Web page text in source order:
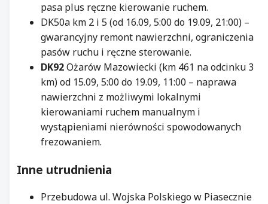
pasa plus ręczne kierowanie ruchem.
DK50a km 2 i 5 (od 16.09, 5:00 do 19.09, 21:00) –
gwarancyjny remont nawierzchni, ograniczenia
pasów ruchu i ręczne sterowanie.
DK92Ożarów Mazowiecki (km 461 na odcinku 3
km) od 15.09, 5:00 do 19.09, 11:00 – naprawa
nawierzchni z możliwymi lokalnymi
kierowaniami ruchem manualnym i
wystąpieniami nierówności spowodowanych
frezowaniem.
Inne utrudnienia
Przebudowa ul. Wojska Polskiego w Piasecznie